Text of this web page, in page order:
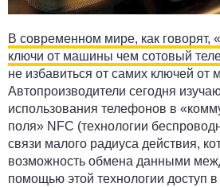
В современном мире, как говорят,
ключи от машины чем сотовый
не избавиться от самих ключей
Автопроизводители сегодня
использования телефонов в
поля» NFC (технологии
связи малого радиуса действия,
возможность обмена данными
помощью этой технологии доступ